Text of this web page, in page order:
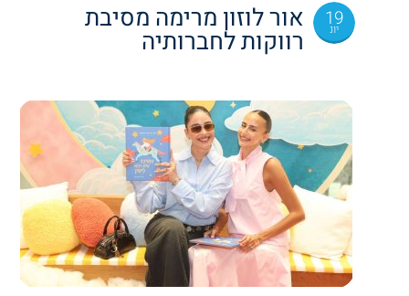
19
יונ אור לוזון מרימה מסיבת
רווקות לחברותיה